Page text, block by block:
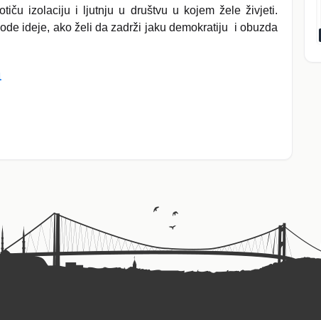
izolaciju i ljutnju u društvu u kojem žele živjeti.
ideje, ako želi da zadrži jaku demokratiju i obuzda